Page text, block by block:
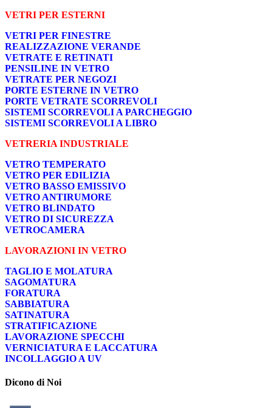
VETRI PER ESTERNI
VETRI PER FINESTRE
REALIZZAZIONE VERANDE
VETRATE E RETINATI
PENSILINE IN VETRO
VETRATE PER NEGOZI
PORTE ESTERNE IN VETRO
PORTE VETRATE SCORREVOLI
SISTEMI SCORREVOLI A PARCHEGGIO
SISTEMI SCORREVOLI A LIBRO
VETRERIA INDUSTRIALE
VETRO TEMPERATO
VETRO PER EDILIZIA
VETRO BASSO EMISSIVO
VETRO ANTIRUMORE
VETRO BLINDATO
VETRO DI SICUREZZA
VETROCAMERA
LAVORAZIONI IN VETRO
TAGLIO E MOLATURA
SAGOMATURA
FORATURA
SABBIATURA
SATINATURA
STRATIFICAZIONE
LAVORAZIONE SPECCHI
VERNICIATURA E LACCATURA
INCOLLAGGIO A UV
Dicono di Noi